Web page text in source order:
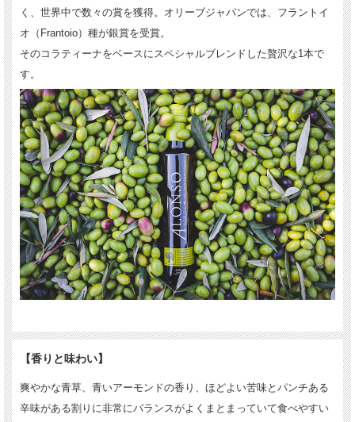
く、世界中で数々の賞を獲得。オリーブジャパンでは、フラントイ
オ（Frantoio）種が銀賞を受賞。
そのコラティーナをベースにスペシャルブレンドした贅沢な1本で
す。
【香りと味わい】
爽やかな青草、青いアーモンドの香り、ほどよい苦味とパンチある
辛味がある割りに非常にバランスがよくまとまっていて食べやすい